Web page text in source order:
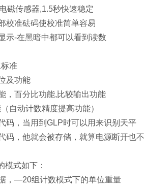
磁传感器,1.5秒快速稳定
校准砝码使校准简单容易
示-在黑暗中都可以看到读数
准
及功能
，百分比功能,比较输出功能
自动计数精度提高功能）
码，当用到GLP时可以用来识别天平
码，他就会被存储，就算电源断开也
模式如下：
，—20组计数模式下的单位重量